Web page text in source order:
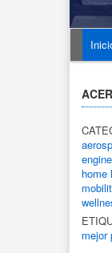
home
mejor